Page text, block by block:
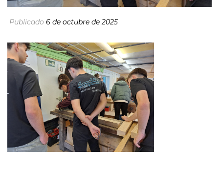
Publicado 6 de octubre de 2025